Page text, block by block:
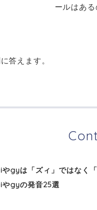
ールはあ
答えます。
やgyは「ズィ」ではなく
やgyの発音25選